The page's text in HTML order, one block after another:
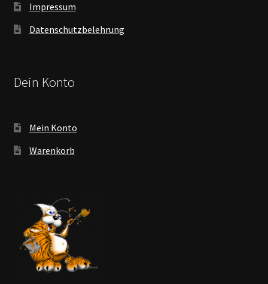
Impressum
Datenschutzbelehrung
Dein Konto
Mein Konto
Warenkorb